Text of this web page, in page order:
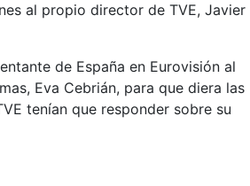
al propio director de TVE, Javier
de España en Eurovisión al
Eva Cebrián, para que diera las
tenían que responder sobre su